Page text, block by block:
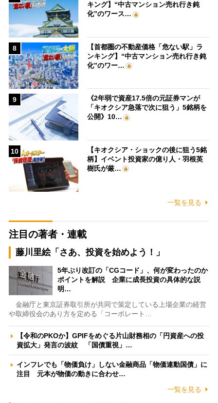
キング】“中古マンション売れ行き鈍
化”のワース…
8
【首都圏の不動産価格「危ない駅」ラ
ンキング】“中古マンション売れ行き鈍
化”のワー…
9
《2年弱で資産17.5倍の元証券マンが
「キオクシア急落で次に狙う」5銘柄を
公開》10…
10
【キオクシア・ショックの後に狙う5銘
柄】イベント投資家の億り人・羽根英
樹氏が厳…
一覧を見る
注目の著者・連載
藤川里絵「さあ、投資を始めよう！」
5年ぶり改訂の「CGコード」、何が変わったのか
ポイントを解説 企業に成長投資の具体的な説
明…
金融庁と東京証券取引所が共同で策定している上場企業の経営
や取締役会のあり方を定める「コーポレート…
【令和のPKOか】GPIFをめぐる片山財務相の「円資産への投
資拡大」発言の波紋 「国債重視」…
インフレでも「物価負け」しない金融商品「物価連動国債」に
注目 元本が物価の動きに合わせ…
一覧を見る